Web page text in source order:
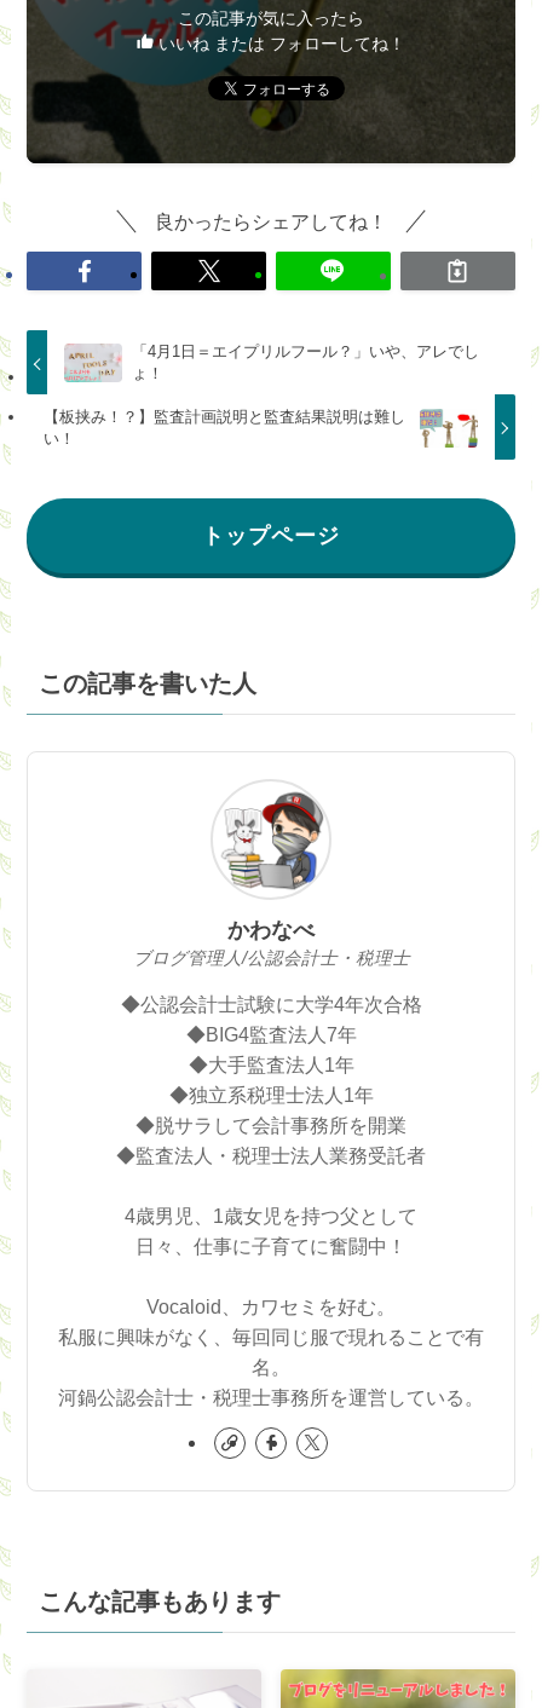
この記事が気に入ったら
いいね または フォローしてね！
良かったらシェアしてね！
「4月1日＝エイプリルフール？」いや、アレでし
ょ！
【板挟み！？】監査計画説明と監査結果説明は難し
い！
トップページ
この記事を書いた人
かわなべ
ブログ管理人/公認会計士・税理士
◆公認会計士試験に大学4年次合格
◆BIG4監査法人7年
◆大手監査法人1年
◆独立系税理士法人1年
◆脱サラして会計事務所を開業
◆監査法人・税理士法人業務受託者
4歳男児、1歳女児を持つ父として
日々、仕事に子育てに奮闘中！
Vocaloid、カワセミを好む。
私服に興味がなく、毎回同じ服で現れることで有
名。
河鍋公認会計士・税理士事務所を運営している。
こんな記事もあります